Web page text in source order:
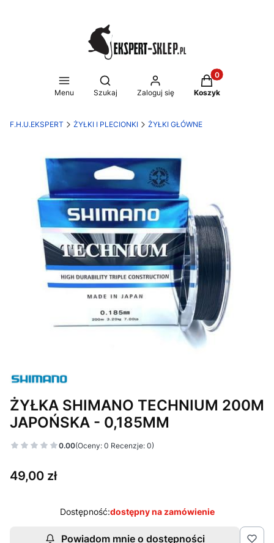
Menu
Otwórz wyszukiwarkę
Szukaj Zaloguj się
Produkty w
Koszyk
F.H.U.EKSPERT ŻYŁKI I PLECIONKI ŻYŁKI GŁÓWNE
ŻYŁKA SHIMANO TECHNIUM 200M
JAPOŃSKA - 0,185MM
0.00(Oceny: 0 Recenzje: 0)
Cena
49,00 zł
Dostępność:dostępny na zamówienie
Powiadom mnie o dostępności